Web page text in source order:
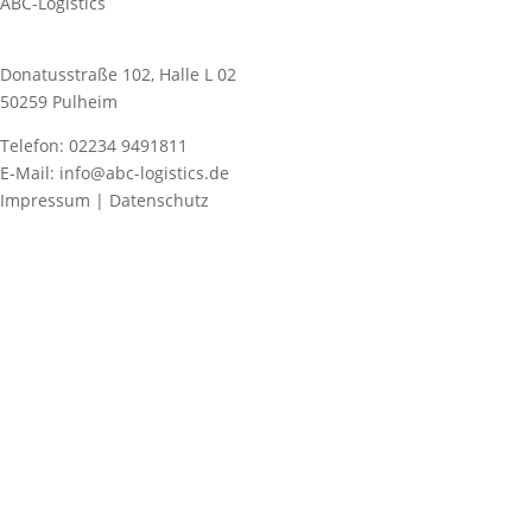
Donatusstraße 102, Halle L 02
50259 Pulheim
Telefon: 02234 9491811
E-Mail: info@abc-logistics.de
Impressum | Datenschutz